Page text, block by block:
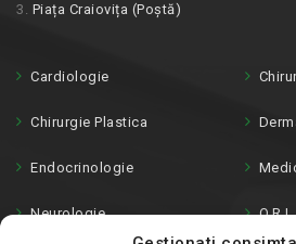
3. Piața Craiovița (Poștă)
Cardiologie
Chirurgie Plastica
Endocrinologie
Neurologie O.R.L.